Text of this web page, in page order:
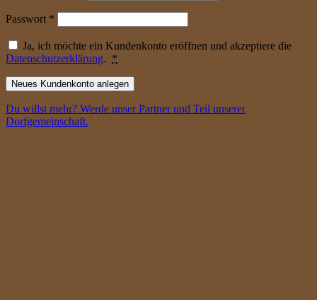
Passwort *
Ja, ich möchte ein Kundenkonto eröffnen und akzeptiere die
Datenschutzerklärung. *
Neues Kundenkonto anlegen
Du willst mehr? Werde unser Partner und Teil unserer
Dorfgemeinschaft.